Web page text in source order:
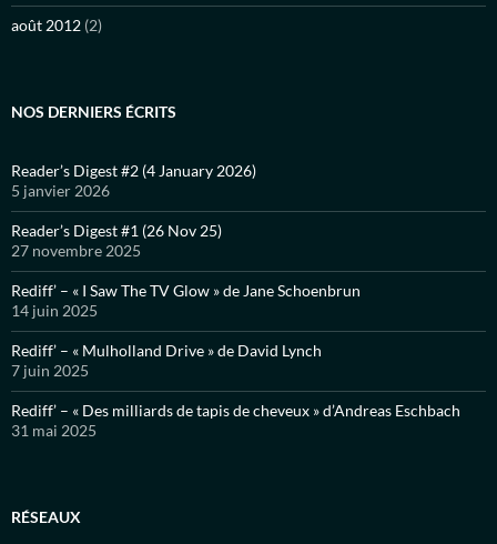
août 2012 (2)
NOS DERNIERS ÉCRITS
Reader’s Digest #2 (4 January 2026)
5 janvier 2026
Reader’s Digest #1 (26 Nov 25)
27 novembre 2025
Rediff’ – « I Saw The TV Glow » de Jane Schoenbrun
14 juin 2025
Rediff’ – « Mulholland Drive » de David Lynch
7 juin 2025
Rediff’ – « Des milliards de tapis de cheveux » d’Andreas Eschbach
31 mai 2025
RÉSEAUX